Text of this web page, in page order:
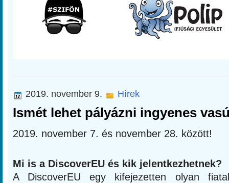
2019. november 9. Hírek
Ismét lehet pályázni ingyenes
2019. november 7. és november 28. között!
Mi is a DiscoverEU és kik jelentkezhetnek?
A DiscoverEU egy kifejezetten olyan